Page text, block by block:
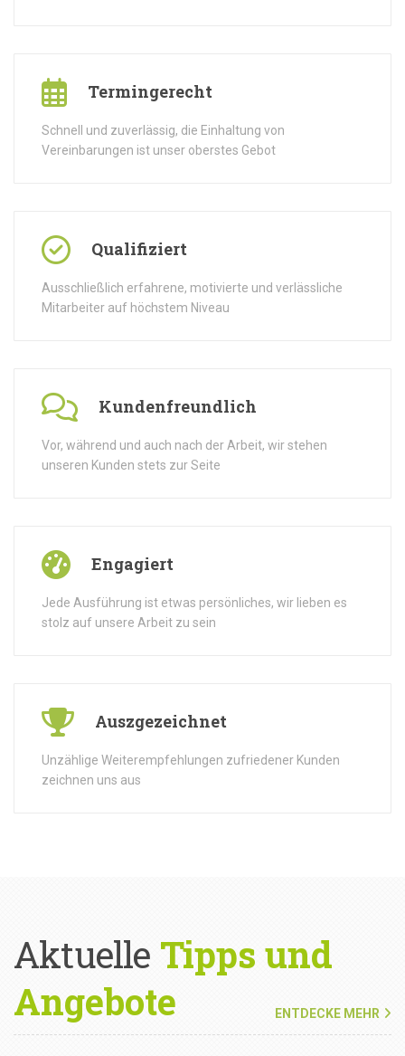
Termingerecht
Schnell und zuverlässig, die Einhaltung von
Vereinbarungen ist unser oberstes Gebot
Qualifiziert
Ausschließlich erfahrene, motivierte und verlässliche
Mitarbeiter auf höchstem Niveau
Kundenfreundlich
Vor, während und auch nach der Arbeit, wir stehen
unseren Kunden stets zur Seite
Engagiert
Jede Ausführung ist etwas persönliches, wir lieben es
stolz auf unsere Arbeit zu sein
Auszgezeichnet
Unzählige Weiterempfehlungen zufriedener Kunden
zeichnen uns aus
Aktuelle Tipps und
Angebote
ENTDECKE MEHR